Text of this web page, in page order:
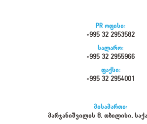
PR ოფისი:
+995 32 2953582
სალარო:
+995 32 2955966
ფაქსი:
+995 32 2954001
მისამართი:
მარჯანიშვილის 8, თბილისი,